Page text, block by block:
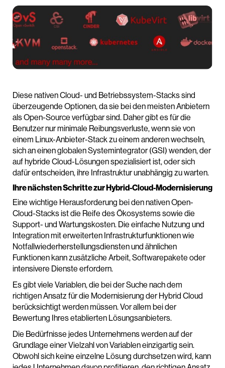
Diese nativen Cloud- und Betriebssystem-Stacks sind
überzeugende Optionen, da sie bei den meisten Anbietern
als Open-Source verfügbar sind. Daher gibt es für die
Benutzer nur minimale Reibungsverluste, wenn sie von
einem Linux-Anbieter-Stack zu einem anderen wechseln,
sich an einen globalen Systemintegrator (GSI) wenden, der
auf hybride Cloud-Lösungen spezialisiert ist, oder sich
dafür entscheiden, ihre Infrastruktur unabhängig zu warten.
Ihre nächsten Schritte zur Hybrid-Cloud-Modernisierung
Eine wichtige Herausforderung bei den nativen Open-
Cloud-Stacks ist die Reife des Ökosystems sowie die
Support- und Wartungskosten. Die einfache Nutzung und
Integration mit erweiterten Infrastrukturfunktionen wie
Notfallwiederherstellungsdiensten und ähnlichen
Funktionen kann zusätzliche Arbeit, Softwarepakete oder
intensivere Dienste erfordern.
Es gibt viele Variablen, die bei der Suche nach dem
richtigen Ansatz für die Modernisierung der Hybrid Cloud
berücksichtigt werden müssen. Vor allem bei der
Bewertung Ihres etablierten Lösungsanbieters.
Die Bedürfnisse jedes Unternehmens werden auf der
Grundlage einer Vielzahl von Variablen einzigartig sein.
Obwohl sich keine einzelne Lösung durchsetzen wird, kann